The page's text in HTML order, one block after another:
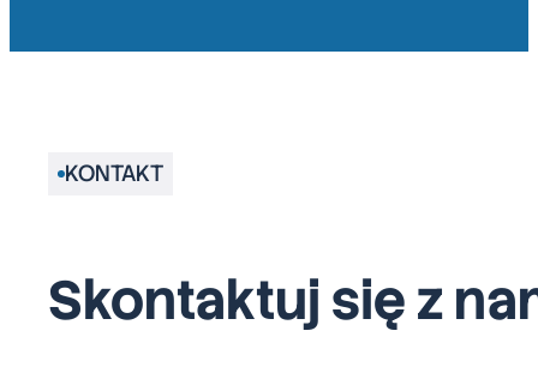
KONTAKT
Skontaktuj się z